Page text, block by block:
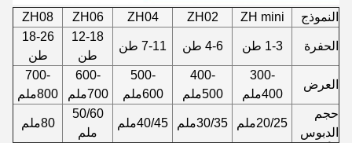
النموذج ZH mini
ZH02
ZH04
ZH06
ZH08
الحفرة 1-3 طن 4-6 طن 7-11 طن
12-18
طن
18-26
طن
العرض
300-
400ملم
400-
500ملم
500-
600ملم
600-
700ملم
700-
800ملم
حجم
الدبوس
20/25ملم 30/35ملم 40/45ملم
50/60
ملم
80ملم